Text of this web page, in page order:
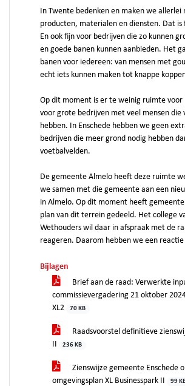
In Twente bedenken en maken we allerlei
producten, materialen en diensten. Dat is
En ook fijn voor bedrijven die zo kunnen
en goede banen kunnen aanbieden. Het
banen voor iedereen: van mensen met
echt iets kunnen maken tot knappe
Op dit moment is er te weinig ruimte voor
voor grote bedrijven met veel mensen die
hebben. In Enschede hebben we geen
bedrijven die meer grond nodig hebben
voetbalvelden.
De gemeente Almelo heeft deze ruimte
we samen met die gemeente aan een
in Almelo. Op dit moment heeft
plan van dit terrein gedeeld. Het college
Wethouders wil daar in afspraak met de
reageren. Daarom hebben we een
Bijlagen
Brief aan de raad: Verwerkte
commissievergadering 21 oktober
XL2
70 KB
Raadsvoorstel definitieve
II
236 KB
Zienswijze gemeente Enschede
omgevingsplan XL Businesspark II
99